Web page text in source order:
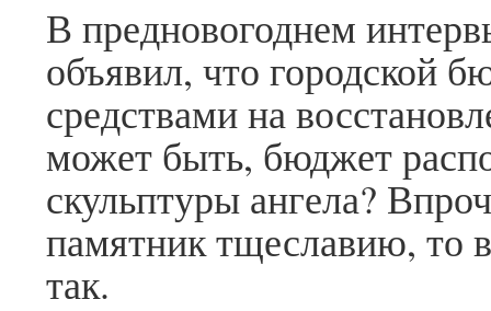
В предновогоднем
объявил, что городской
средствами на
может быть, бюджет
скульптуры ангела?
памятник тщеславию, то
так.